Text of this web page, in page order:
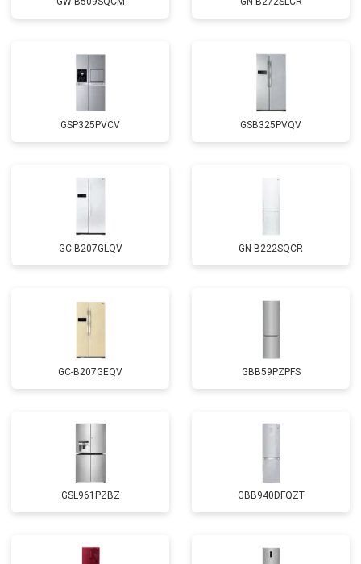
GSP325PVCV GSB325PVQV
GC-B207GLQV GN-B222SQCR
GC-B207GEQV GBB59PZPFS
GSL961PZBZ GBB940DFQZT